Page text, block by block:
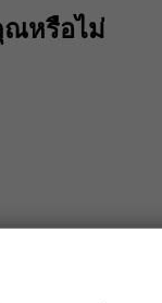
หรือไม่